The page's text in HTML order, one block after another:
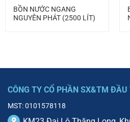
BỒN NƯỚC NGANG
NGUYÊN PHÁT (2500 LÍT)
CÔNG TY CỔ PHẦN SX&TM ĐẦU
MST: 0101578118